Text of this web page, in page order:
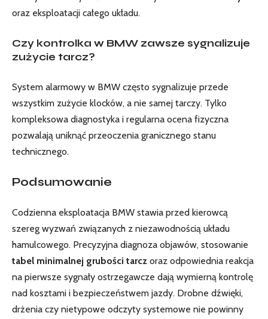
oraz eksploatacji całego układu.
Czy kontrolka w BMW zawsze sygnalizuje
zużycie tarcz?
System alarmowy w BMW często sygnalizuje przede
wszystkim zużycie klocków, a nie samej tarczy. Tylko
kompleksowa diagnostyka i regularna ocena fizyczna
pozwalają uniknąć przeoczenia granicznego stanu
technicznego.
Podsumowanie
Codzienna eksploatacja BMW stawia przed kierowcą
szereg wyzwań związanych z niezawodnością układu
hamulcowego. Precyzyjna diagnoza objawów, stosowanie
tabel minimalnej grubości tarcz oraz odpowiednia reakcja
na pierwsze sygnały ostrzegawcze dają wymierną kontrolę
nad kosztami i bezpieczeństwem jazdy. Drobne dźwięki,
drżenia czy nietypowe odczyty systemowe nie powinny